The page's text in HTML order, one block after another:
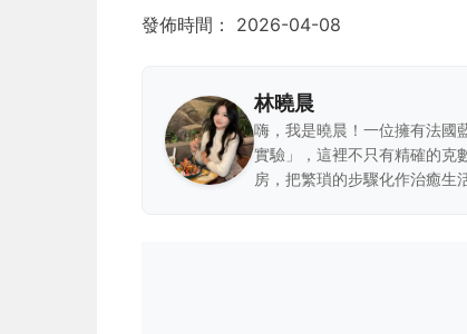
發佈時間： 2026-04-08
林曉晨
嗨，我是曉晨！一位擁有法國
實驗」，這裡不只有精確的克
房，把繁瑣的步驟化作治癒生